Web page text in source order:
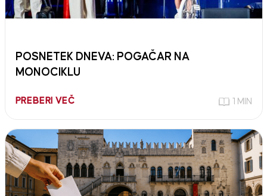
POSNETEK DNEVA: POGAČAR NA
MONOCIKLU
PREBERI VEČ 1 MIN